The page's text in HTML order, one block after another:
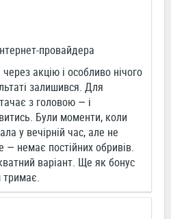
провайдера
акцію і особливо нічого
залишився. Для
з головою — і
Були моменти, коли
у вечірній час, але не
— немає постійних обривів.
варіант. Ще як бонус
тримає.